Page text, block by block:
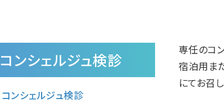
コンシェルジュ検診
コンシェルジュ検診
専任のコ
宿泊用ま
にてお召